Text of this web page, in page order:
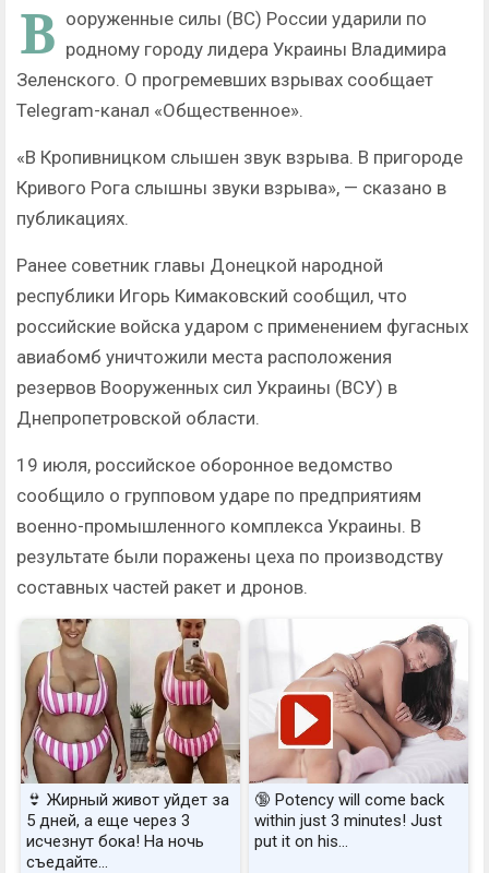
В ооруженные силы (ВС) России ударили по
родному городу лидера Украины Владимира
Зеленского. О прогремевших взрывах сообщает
Telegram-канал «Общественное».
«В Кропивницком слышен звук взрыва. В пригороде
Кривого Рога слышны звуки взрыва», — сказано в
публикациях.
Ранее советник главы Донецкой народной
республики Игорь Кимаковский сообщил, что
российские войска ударом с применением фугасных
авиабомб уничтожили места расположения
резервов Вооруженных сил Украины (ВСУ) в
Днепропетровской области.
19 июля, российское оборонное ведомство
сообщило о групповом ударе по предприятиям
военно-промышленного комплекса Украины. В
результате были поражены цеха по производству
составных частей ракет и дронов.
👙 Жирный живот уйдет за
5 дней, а еще через 3
исчезнут бока! На ночь
съедайте...
🔞 Potency will come back
within just 3 minutes! Just
put it on his…